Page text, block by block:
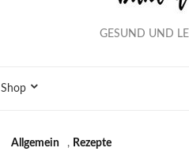
GESUND UND
Shop
Allgemein , Rezepte